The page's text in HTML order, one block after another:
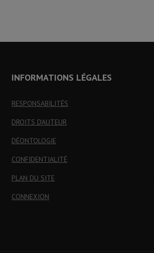
INFORMATIONS LÉGALES
RESPONSABILITÉS
DROITS D'AUTEUR
DÉONTOLOGIE
CONFIDENTIALITÉ
PLAN DU SITE
CONNEXION